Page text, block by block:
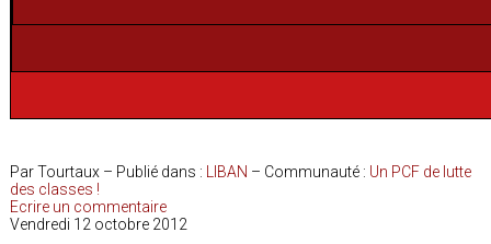
Par Tourtaux – Publié dans : LIBAN – Communauté : Un PCF de lutte
des classes !
Ecrire un commentaire
Vendredi 12 octobre 2012